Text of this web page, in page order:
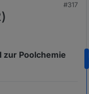
#317
Poolchemie